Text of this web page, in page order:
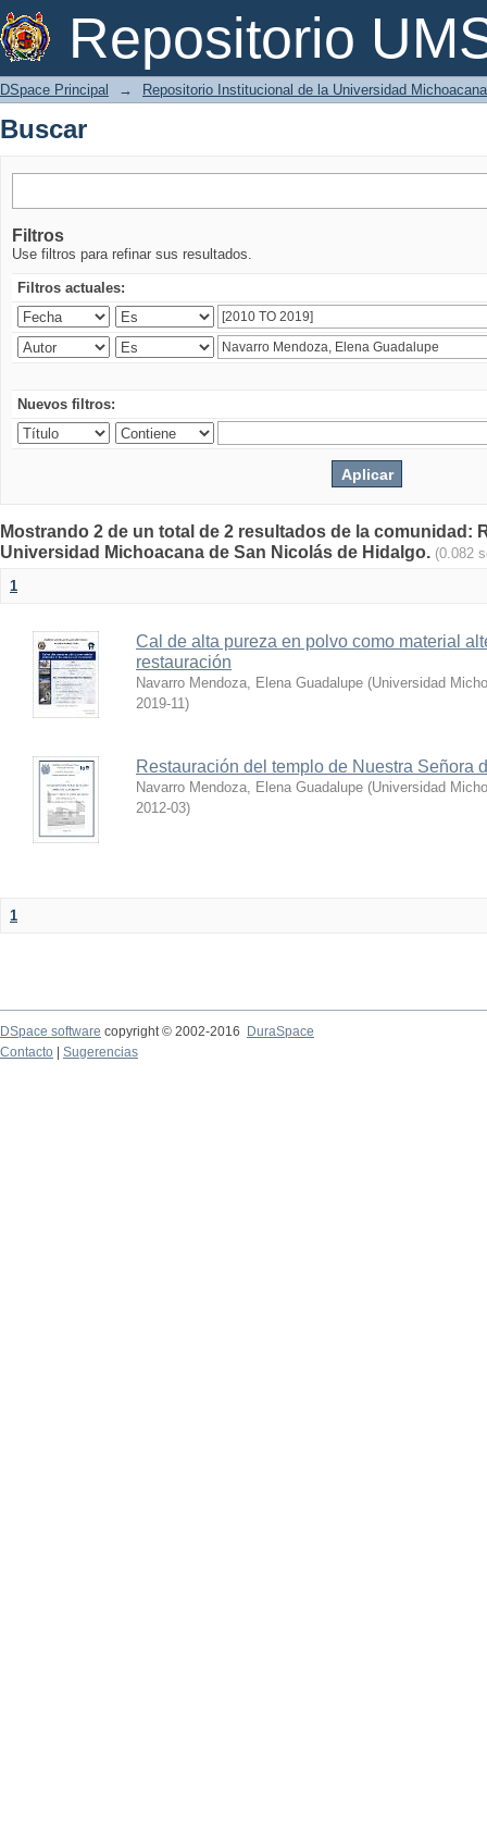
Repositorio
Buscar
DSpace Principal → Repositorio Institucional de la Universidad
Buscar
Filtros
Use filtros para refinar sus resultados.
Filtros actuales:
Nuevos filtros:
Mostrando 2 de un total de 2 resultados de la comunidad:
Universidad Michoacana de San Nicolás de Hidalgo. (0.082
1
Cal de alta pureza en polvo como material
restauración
Navarro Mendoza, Elena Guadalupe (Universidad
2019-11)
Restauración del templo de Nuestra Señora
Navarro Mendoza, Elena Guadalupe (Universidad
2012-03)
1
DSpace software copyright © 2002-2016
DuraSpace
Contacto
Sugerencias